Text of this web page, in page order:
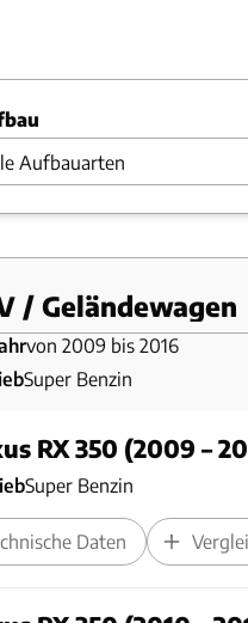
/ Geländewagen
von 2009 bis 2016
Super Benzin
RX 350 (2009 –
Super Benzin
Daten